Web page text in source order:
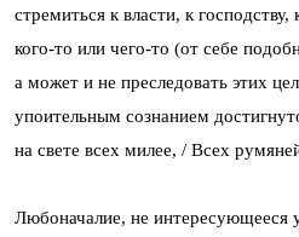
стремиться к власти, к
кого-то или чего-то (от себе
а может и не преследовать этих
упоительным сознанием
на свете всех милее, / Всех
Любоначалие, не интересующееся